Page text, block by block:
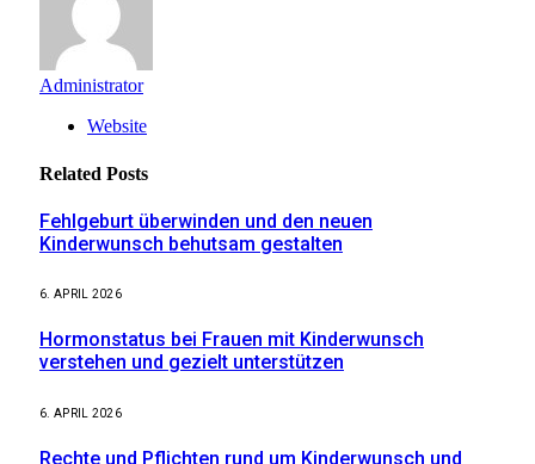
Administrator
Website
Related Posts
Fehlgeburt überwinden und den neuen
Kinderwunsch behutsam gestalten
6. APRIL 2026
Hormonstatus bei Frauen mit Kinderwunsch
verstehen und gezielt unterstützen
6. APRIL 2026
Rechte und Pflichten rund um Kinderwunsch und